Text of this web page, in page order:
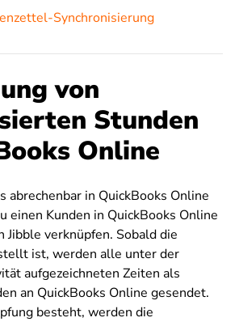
Synchronisierung
von
Stunden
Online
abrechenbar in QuickBooks Online
einen Kunden in QuickBooks Online
verknüpfen. Sobald die
ist, werden alle unter der
aufgezeichneten Zeiten als
an QuickBooks Online gesendet.
besteht, werden die